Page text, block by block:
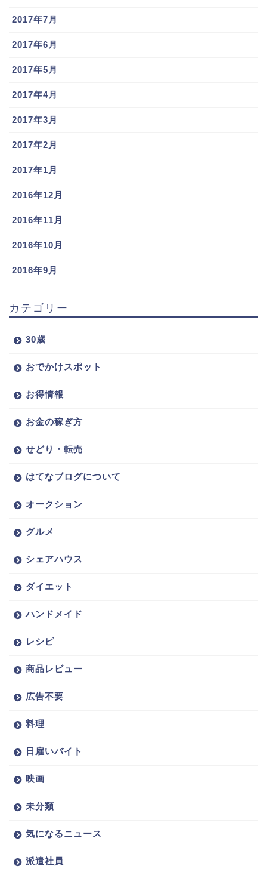
2017年7月
2017年6月
2017年5月
2017年4月
2017年3月
2017年2月
2017年1月
2016年12月
2016年11月
2016年10月
2016年9月
カテゴリー
30歳
おでかけスポット
お得情報
お金の稼ぎ方
せどり・転売
はてなブログについて
オークション
グルメ
シェアハウス
ダイエット
ハンドメイド
レシピ
商品レビュー
広告不要
料理
日雇いバイト
映画
未分類
気になるニュース
派遣社員